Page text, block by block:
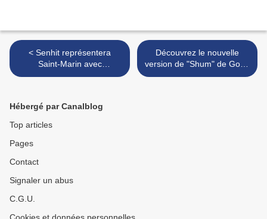
< Senhit représentera
Saint-Marin avec
"Adrenaline" mais Flo Rida
Découvrez le nouvelle
version de "Shum" de Go_A
pour l'Ukraine >
Hébergé par Canalblog
Top articles
Pages
Contact
Signaler un abus
C.G.U.